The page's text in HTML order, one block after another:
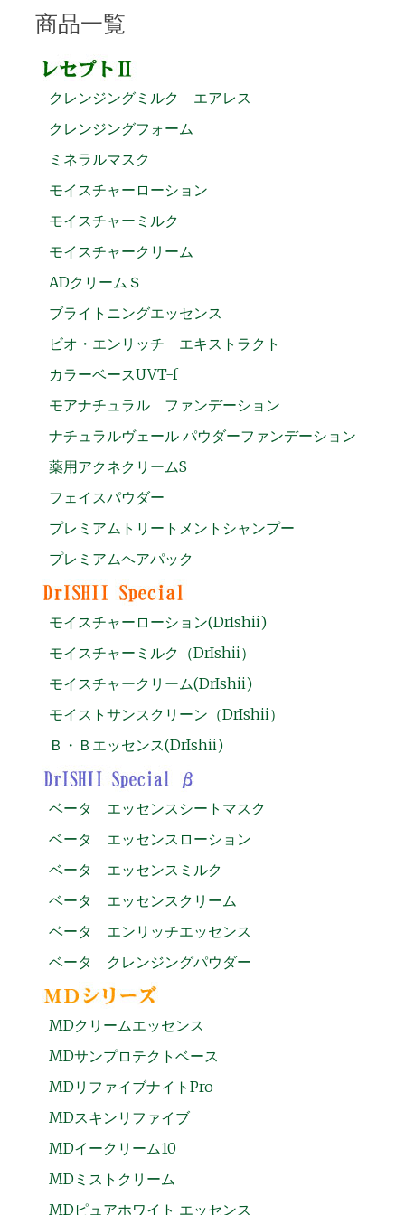
商品一覧
クレンジングミルク エアレス
クレンジングフォーム
ミネラルマスク
モイスチャーローション
モイスチャーミルク
モイスチャークリーム
ADクリームＳ
ブライトニングエッセンス
ビオ・エンリッチ エキストラクト
カラーベースUVT-f
モアナチュラル ファンデーション
ナチュラルヴェール パウダーファンデーション
薬用アクネクリームS
フェイスパウダー
プレミアムトリートメントシャンプー
プレミアムヘアパック
モイスチャーローション(DrIshii)
モイスチャーミルク（DrIshii）
モイスチャークリーム(DrIshii)
モイストサンスクリーン（DrIshii）
Ｂ・Ｂエッセンス(DrIshii)
ベータ エッセンスシートマスク
ベータ エッセンスローション
ベータ エッセンスミルク
ベータ エッセンスクリーム
ベータ エンリッチエッセンス
ベータ クレンジングパウダー
MDクリームエッセンス
MDサンプロテクトベース
MDリファイブナイトPro
MDスキンリファイブ
MDイークリーム10
MDミストクリーム
MDピュアホワイト エッセンス